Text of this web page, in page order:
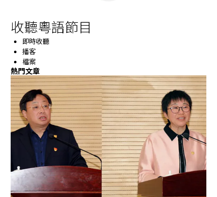
收聽粵語節目
即時收聽
播客
檔案
熱門文章